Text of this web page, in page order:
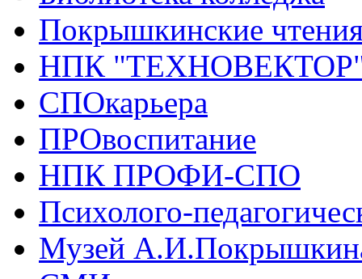
Покрышкинские
НПК
СПОкарьера
ПРОвоспитание
НПК ПРОФИ-СПО
Психолого-
Музей